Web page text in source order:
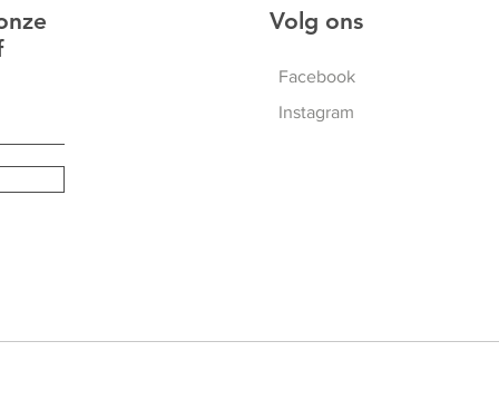
Volg ons
Facebook
Instagram